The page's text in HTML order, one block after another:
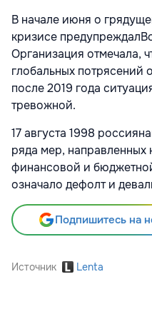
В начале июня о
кризисе
Организация отмечала,
глобальных потрясений
после 2019 года
тревожной.
17 августа 1998
ряда мер,
финансовой и
означало дефолт и
Подпишитесь на
Источник Lenta